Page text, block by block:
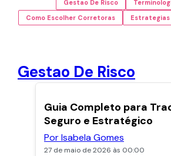
Gestao De Risco
Como Escolher Corretoras
Estrategias
Gestao De Risco
Guia Completo para
Seguro e Estratégico
Por Isabela Gomes
27 de maio de 2026 às 00:00